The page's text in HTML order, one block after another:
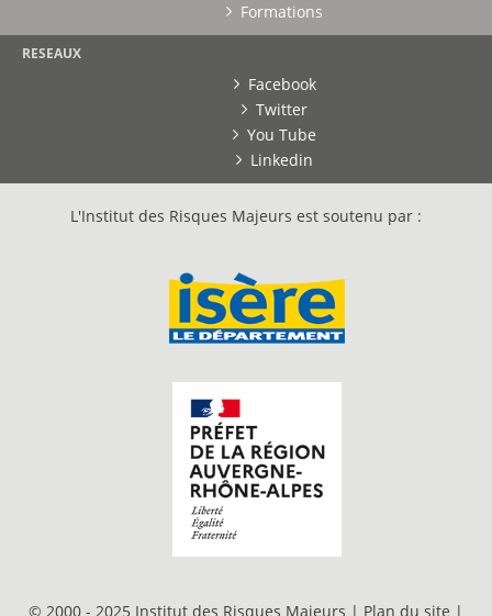
Formations
RESEAUX
Facebook
Twitter
You Tube
Linkedin
L'Institut des Risques Majeurs est soutenu par :
© 2000 - 2025 Institut des Risques Majeurs | Plan du site |